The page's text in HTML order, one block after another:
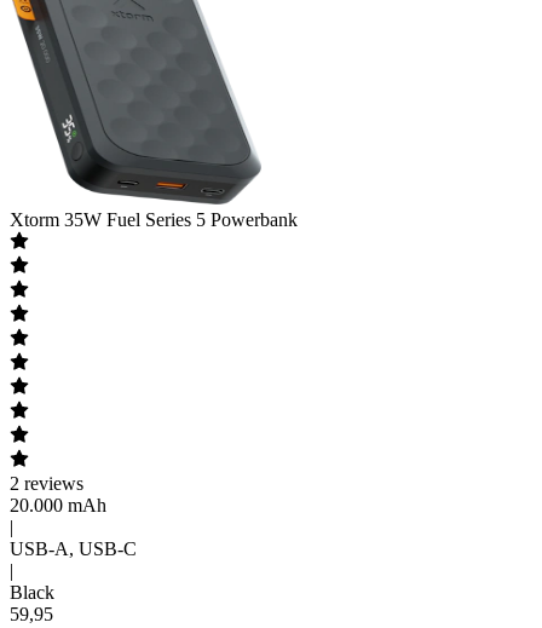
Xtorm 35W Fuel Series 5 Powerbank
2 reviews
20.000 mAh
|
USB-A, USB-C
|
Black
59,95